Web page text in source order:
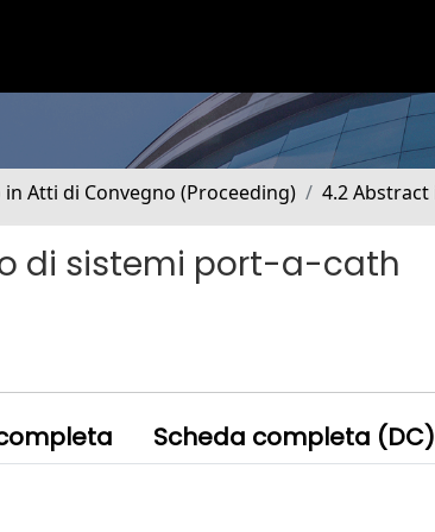
Atti di Convegno (Proceeding) 4.2
di sistemi port-a-cath
Scheda completa (DC)